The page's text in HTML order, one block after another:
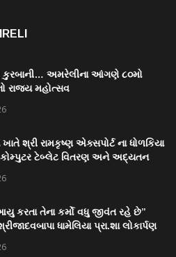
કુરબાની… અમરેલીના આંગણે ૮૦મો
રાજ્ય મહોત્સવ
ખાતે શ્રી રામકૃષ્ણ એક્સપોર્ટ ના ધોળકિયા
કોમ્પુટર ટેબ્લેટ વિતરણ અને અદ્યતન
કરતા તેના કર્મો વધુ જીવંત રહે છે”
ધામેલિયા પ્રા.શા લોકાર્પણ